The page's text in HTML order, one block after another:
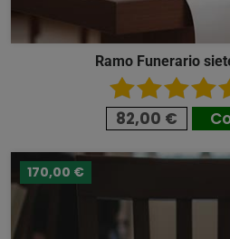
Ramo Funerario
82,00 €
170,00 €